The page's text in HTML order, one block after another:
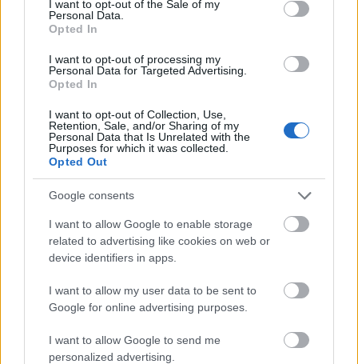
I want to opt-out of the Sale of my
Personal Data.
Opted In
I want to opt-out of processing my
Personal Data for Targeted Advertising.
Opted In
I want to opt-out of Collection, Use,
Retention, Sale, and/or Sharing of my
Personal Data that Is Unrelated with the
Purposes for which it was collected.
Opted Out
Google consents
I want to allow Google to enable storage
related to advertising like cookies on web or
device identifiers in apps.
I want to allow my user data to be sent to
Google for online advertising purposes.
I want to allow Google to send me
personalized advertising.
lényegében mínuszos hír lesz a ...
Meghalt Lemmy
dankógábor•2015. december 29.